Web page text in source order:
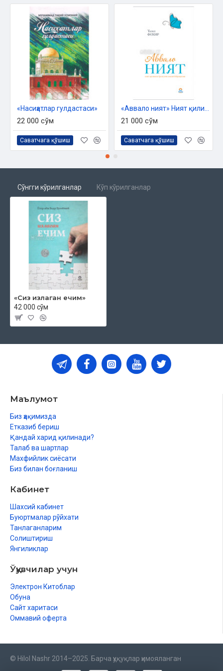
«Насиҳатлар гулдастаси»
22 000 сўм
Саватчага қўшиш
21 000 сўм
Саватчага қўшиш
Сўнгги кўрилганлар Кўп кўрилганлар
«Сиз излаган ечим»
42 000 сўм
Маълумот
Биз ҳақимизда
Етказиб бериш
Қандай харид қилинади?
Талаб ва шартлар
Махфийлик сиёсати
Биз билан боғланиш
Кабинет
Шахсий кабинет
Буюртмалар рўйхати
Танлаганларим
Солиштириш
Янгиликлар
Ўқувчилар учун
Электрон Китоблар
Обуна
Сайт харитаси
Оммавий оферта
© Hilol Nashr 2014–2025. Барча ҳуқуқлар ҳимояланган